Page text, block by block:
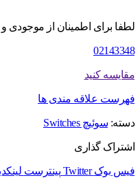
لطفا برای اطمینان از
02143348
مقایسه کنید
فهرست علاقه مندی ها
دسته: سوئیچ Switches
اشتراک گذاری
فیس بوک Twitter پینترست